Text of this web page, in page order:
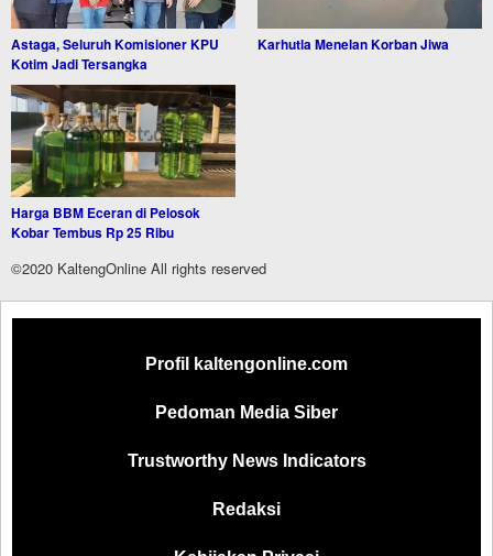
Astaga, Seluruh Komisioner KPU
Kotim Jadi Tersangka
Karhutla Menelan Korban Jiwa
Harga BBM Eceran di Pelosok
Kobar Tembus Rp 25 Ribu
©2020 KaltengOnline All rights reserved
Profil kaltengonline.com
Pedoman Media Siber
Trustworthy News Indicators
Redaksi